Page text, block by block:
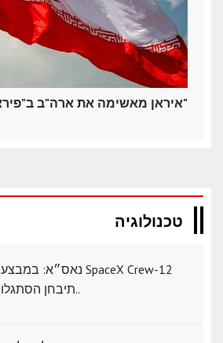
איראן מאשימה את ארה"ב ב"פיראטיות"
טכנולוגיה
נאס״א: במבצע SpaceX Crew-12
תיבחן הסתגלו..